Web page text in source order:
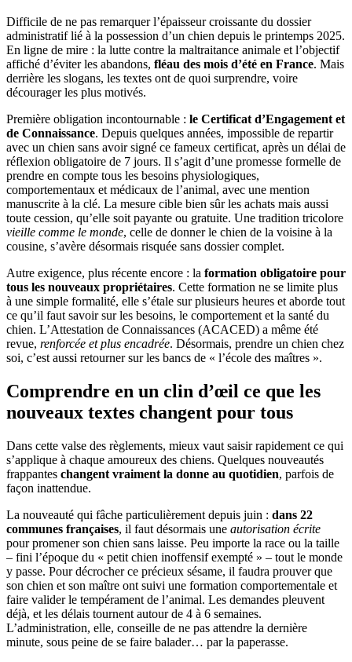
Difficile de ne pas remarquer l’épaisseur croissante du dossier
administratif lié à la possession d’un chien depuis le printemps 2025.
En ligne de mire : la lutte contre la maltraitance animale et l’objectif
affiché d’éviter les abandons, fléau des mois d’été en France. Mais
derrière les slogans, les textes ont de quoi surprendre, voire
décourager les plus motivés.
Première obligation incontournable : le Certificat d’Engagement et
de Connaissance. Depuis quelques années, impossible de repartir
avec un chien sans avoir signé ce fameux certificat, après un délai de
réflexion obligatoire de 7 jours. Il s’agit d’une promesse formelle de
prendre en compte tous les besoins physiologiques,
comportementaux et médicaux de l’animal, avec une mention
manuscrite à la clé. La mesure cible bien sûr les achats mais aussi
toute cession, qu’elle soit payante ou gratuite. Une tradition tricolore
vieille comme le monde, celle de donner le chien de la voisine à la
cousine, s’avère désormais risquée sans dossier complet.
Autre exigence, plus récente encore : la formation obligatoire pour
tous les nouveaux propriétaires. Cette formation ne se limite plus
à une simple formalité, elle s’étale sur plusieurs heures et aborde tout
ce qu’il faut savoir sur les besoins, le comportement et la santé du
chien. L’Attestation de Connaissances (ACACED) a même été
revue, renforcée et plus encadrée. Désormais, prendre un chien chez
soi, c’est aussi retourner sur les bancs de « l’école des maîtres ».
Comprendre en un clin d’œil ce que les
nouveaux textes changent pour tous
Dans cette valse des règlements, mieux vaut saisir rapidement ce qui
s’applique à chaque amoureux des chiens. Quelques nouveautés
frappantes changent vraiment la donne au quotidien, parfois de
façon inattendue.
La nouveauté qui fâche particulièrement depuis juin : dans 22
communes françaises, il faut désormais une autorisation écrite
pour promener son chien sans laisse. Peu importe la race ou la taille
– fini l’époque du « petit chien inoffensif exempté » – tout le monde
y passe. Pour décrocher ce précieux sésame, il faudra prouver que
son chien et son maître ont suivi une formation comportementale et
faire valider le tempérament de l’animal. Les demandes pleuvent
déjà, et les délais tournent autour de 4 à 6 semaines.
L’administration, elle, conseille de ne pas attendre la dernière
minute, sous peine de se faire balader… par la paperasse.